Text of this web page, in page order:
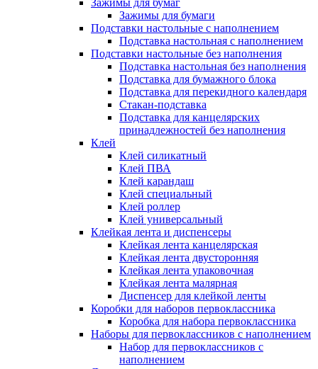
Зажимы для бумаг
Зажимы для бумаги
Подставки настольные с наполнением
Подставка настольная с наполнением
Подставки настольные без наполнения
Подставка настольная без наполнения
Подставка для бумажного блока
Подставка для перекидного календаря
Стакан-подставка
Подставка для канцелярских
принадлежностей без наполнения
Клей
Клей силикатный
Клей ПВА
Клей карандаш
Клей специальный
Клей роллер
Клей универсальный
Клейкая лента и диспенсеры
Клейкая лента канцелярская
Клейкая лента двусторонняя
Клейкая лента упаковочная
Клейкая лента малярная
Диспенсер для клейкой ленты
Коробки для наборов первоклассника
Коробка для набора первоклассника
Наборы для первоклассников с наполнением
Набор для первоклассников с
наполнением